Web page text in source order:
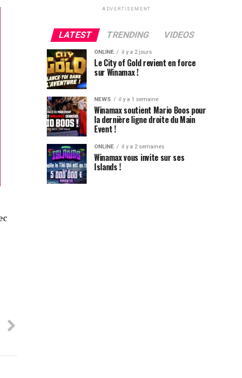
ADVERTISEMENT
LATEST TRENDING VIDEOS
ONLINE il y a 2 jours
Le City of Gold revient en force
sur Winamax !
NEWS il y a 1 semaine
Winamax soutient Mario Boos pour
la dernière ligne droite du Main
Event !
ONLINE il y a 2 semaines
Winamax vous invite sur ses
Islands !